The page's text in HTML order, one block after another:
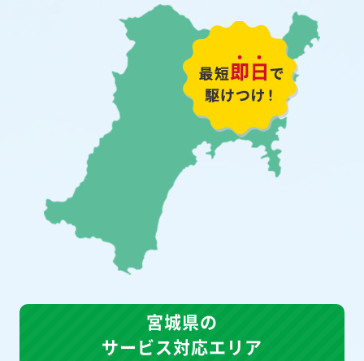
宮城県の
サービス対応エリア